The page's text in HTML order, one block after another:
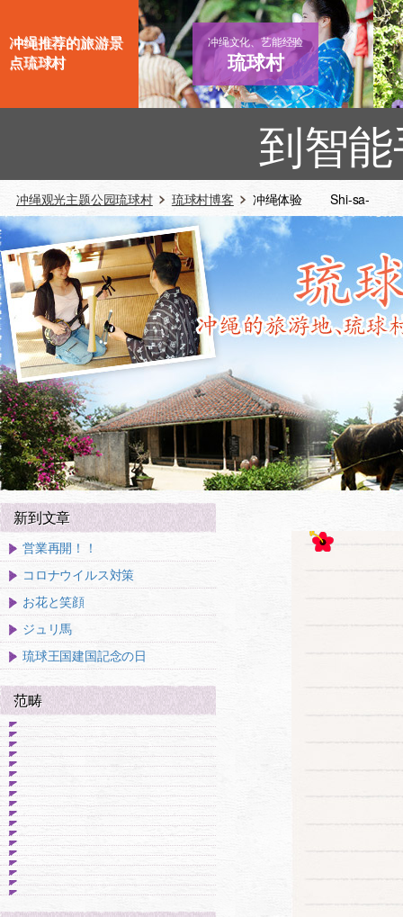
冲绳推荐的旅游景
点琉球村
冲绳文化、艺能经验
琉球村
到智
冲绳观光主题公园琉球村 琉球村博客 冲绳体验 Shi-sa-
新到文章
営業再開！！
コロナウイルス対策
お花と笑顔
ジュリ馬
琉球王国建国記念の日
范畴